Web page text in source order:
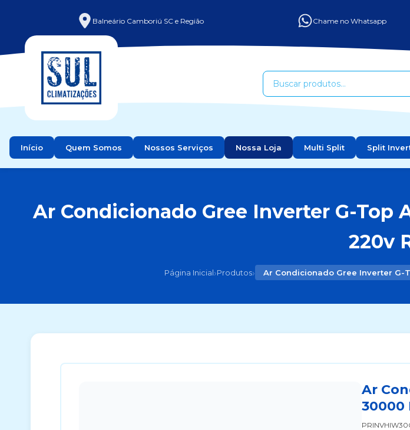
Balneário Camboriú SC e Região Chame no Whatsapp
Início Quem Somos Nossos Serviços Nossa Loja Multi Split Split
Ar Condicionado Gree Inverter G-Top
220v
Página Inicial›Produtos› Ar Condicionado Gree Inverter G-
Ar
30000